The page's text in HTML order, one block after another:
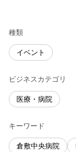
種類
イベント
ビジネスカテゴリ
医療・病院
キーワード
倉敷中央病院